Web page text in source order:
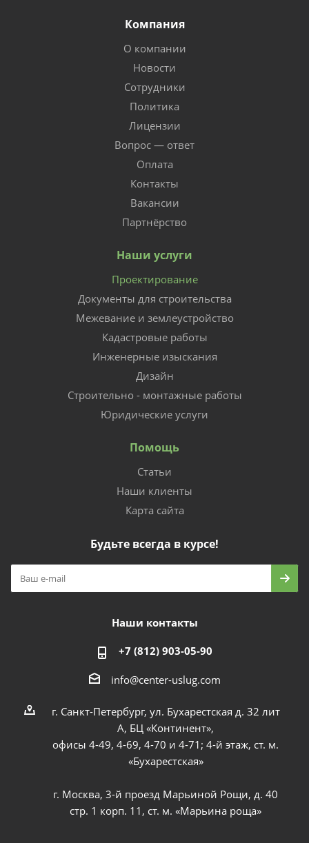
Компания
О компании
Новости
Сотрудники
Политика
Лицензии
Вопрос — ответ
Оплата
Контакты
Вакансии
Партнёрство
Наши услуги
Проектирование
Документы для строительства
Межевание и землеустройство
Кадастровые работы
Инженерные изыскания
Дизайн
Строительно - монтажные работы
Юридические услуги
Помощь
Статьи
Наши клиенты
Карта сайта
Будьте всегда в курсе!
Наши контакты
+7 (812) 903-05-90
info@center-uslug.com
г. Санкт-Петербург, ул. Бухарестская д. 32 лит
А, БЦ «Континент»,
офисы 4-49, 4-69, 4-70 и 4-71; 4-й этаж, ст. м.
«Бухарестская»
г. Москва, 3-й проезд Марьиной Рощи, д. 40
стр. 1 корп. 11, ст. м. «Марьина роща»